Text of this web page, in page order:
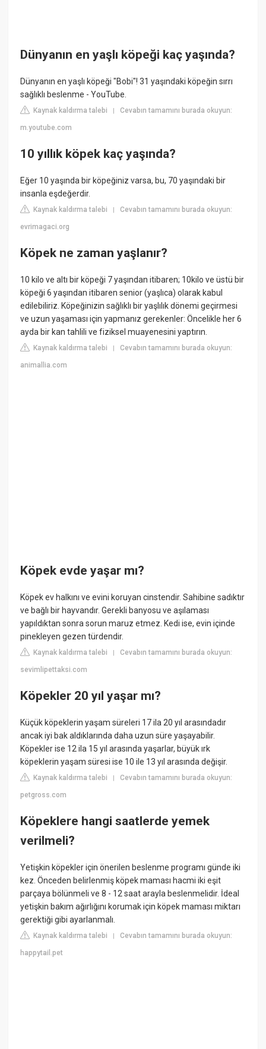
Dünyanın en yaşlı köpeği kaç yaşında?
Dünyanın en yaşlı köpeği "Bobi"! 31 yaşındaki köpeğin sırrı
sağlıklı beslenme - YouTube.
Kaynak kaldırma talebi |Cevabın tamamını burada okuyun:
m.youtube.com
10 yıllık köpek kaç yaşında?
Eğer 10 yaşında bir köpeğiniz varsa, bu, 70 yaşındaki bir
insanla eşdeğerdir.
Kaynak kaldırma talebi |Cevabın tamamını burada okuyun:
evrimagaci.org
Köpek ne zaman yaşlanır?
10 kilo ve altı bir köpeği 7 yaşından itibaren; 10kilo ve üstü bir
köpeği 6 yaşından itibaren senior (yaşlıca) olarak kabul
edilebiliriz. Köpeğinizin sağlıklı bir yaşlılık dönemi geçirmesi
ve uzun yaşaması için yapmanız gerekenler: Öncelikle her 6
ayda bir kan tahlili ve fiziksel muayenesini yaptırın.
Kaynak kaldırma talebi |Cevabın tamamını burada okuyun:
animallia.com
Köpek evde yaşar mı?
Köpek ev halkını ve evini koruyan cinstendir. Sahibine sadıktır
ve bağlı bir hayvandır. Gerekli banyosu ve aşılaması
yapıldıktan sonra sorun maruz etmez. Kedi ise, evin içinde
pinekleyen gezen türdendir.
Kaynak kaldırma talebi |Cevabın tamamını burada okuyun:
sevimlipettaksi.com
Köpekler 20 yıl yaşar mı?
Küçük köpeklerin yaşam süreleri 17 ila 20 yıl arasındadır
ancak iyi bak aldıklarında daha uzun süre yaşayabilir.
Köpekler ise 12 ila 15 yıl arasında yaşarlar, büyük ırk
köpeklerin yaşam süresi ise 10 ile 13 yıl arasında değişir.
Kaynak kaldırma talebi |Cevabın tamamını burada okuyun:
petgross.com
Köpeklere hangi saatlerde yemek
verilmeli?
Yetişkin köpekler için önerilen beslenme programı günde iki
kez. Önceden belirlenmiş köpek maması hacmi iki eşit
parçaya bölünmeli ve 8 - 12 saat arayla beslenmelidir. İdeal
yetişkin bakım ağırlığını korumak için köpek maması miktarı
gerektiği gibi ayarlanmalı.
Kaynak kaldırma talebi |Cevabın tamamını burada okuyun:
happytail.pet